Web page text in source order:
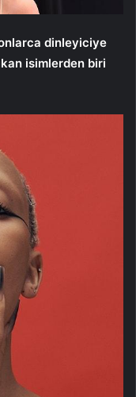
dinleyiciye
isimlerden biri